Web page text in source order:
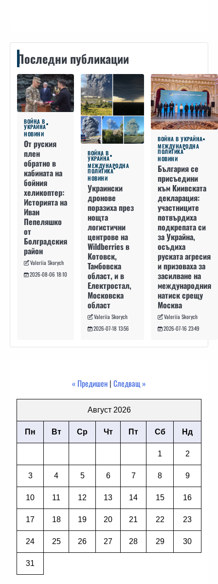
Последни публикации
ВОЙНА В
УКРАЙНА
НОВИНИ
От руския
плен
обратно в
кабината на
бойния
хеликоптер:
Историята на
Иван
Пепеляшко
от
Болградския
район
Valeriia Skorych
2026-08-06 18:10
ВОЙНА В
УКРАЙНА
МЕЖДУНАРОДНА
ПОЛИТИКА
НОВИНИ
Украински
дронове
поразиха през
нощта
логистични
центрове на
Wildberries в
Котовск,
Тамбовска
област, и в
Електростал,
Московска
област
Valeriia Skorych
2026-07-18 13:56
ВОЙНА В УКРАЙНА
МЕЖДУНАРОДНА
ПОЛИТИКА
НОВИНИ
България се
присъедини
към Киивската
декларация:
участниците
потвърдиха
подкрепата си
за Украйна,
осъдиха
руската агресия
и призоваха за
засилване на
международния
натиск срещу
Москва
Valeriia Skorych
2026-07-16 23:49
« Предишен | Следващ »
Август 2026
Пн Вт Ср Чт Пт Сб Нд
1 2
3 4 5 6 7 8 9
10 11 12 13 14 15 16
17 18 19 20 21 22 23
24 25 26 27 28 29 30
31